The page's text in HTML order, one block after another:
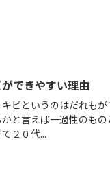
できやすい理由
ビというのはだれも
と言えば一過性のも
２０代...